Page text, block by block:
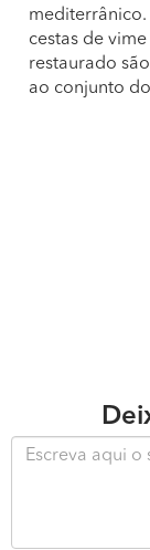
mediterrânico.
cestas de
restaurado
ao conjunto